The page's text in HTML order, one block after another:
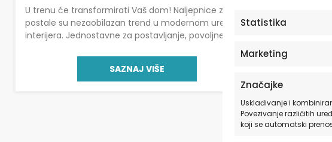
Statistika
Marketing
Značajke
Usklađivanje i
Povezivanje različitih
koji se automatski
U trenu će transformirati Vaš dom! Naljepnice za zid
postale su nezaobilazan trend u modernom uređenju
interijera. Jednostavne za postavljanje, povoljne i
bez previše truda […]
SAZNAJ VIŠE